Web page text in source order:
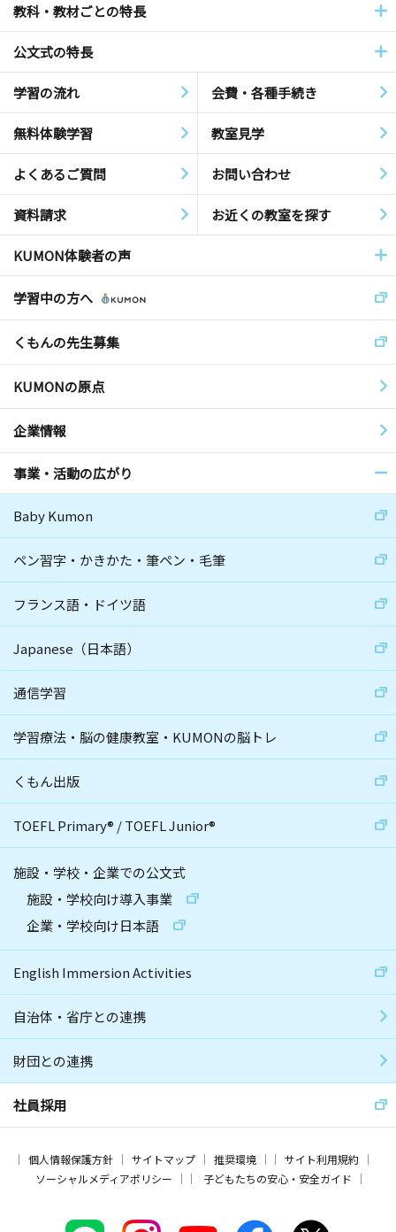
教科・教材ごとの特長
公文式の特長
学習の流れ 会費・各種手続き
無料体験学習 教室見学
よくあるご質問 お問い合わせ
資料請求 お近くの教室を探す
KUMON体験者の声
学習中の方へ
くもんの先生募集
KUMONの原点
企業情報
事業・活動の広がり
Baby Kumon
ペン習字・かきかた・筆ペン・毛筆
フランス語・ドイツ語
Japanese（日本語）
通信学習
学習療法・脳の健康教室・KUMONの脳トレ
くもん出版
TOEFL Primary® /TOEFL Junior®
施設・学校・企業での公文式
施設・学校向け導入事業
企業・学校向け日本語
English Immersion Activities
自治体・省庁との連携
財団との連携
社員採用
個人情報保護方針 サイトマップ 推奨環境
サイト利用規約
ソーシャルメディアポリシー
子どもたちの安心・安全ガイド